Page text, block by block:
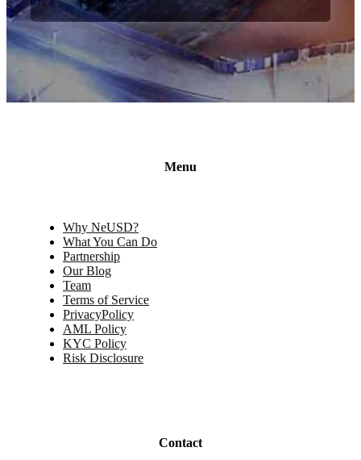
Menu
Why NeUSD?
What You Can Do
Partnership
Our Blog
Team
Terms of Service
PrivacyPolicy
AML Policy
KYC Policy
Risk Disclosure
Contact